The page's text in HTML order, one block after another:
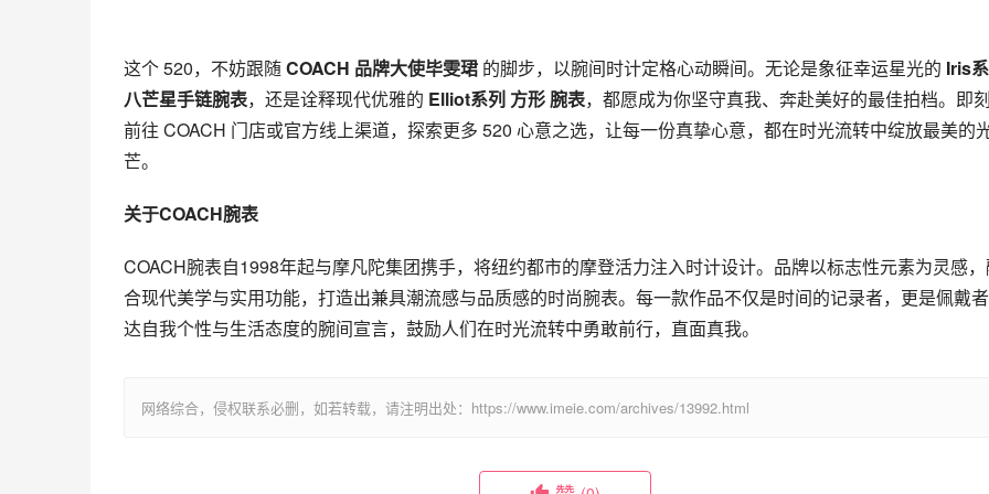
这个 520，不妨跟随 COACH 品牌大使毕雯珺 的脚步，以腕间时计定格心动瞬间。无论是象征幸运星光的 Iris
八芒星手链腕表，还是诠释现代优雅的 Elliot系列 方形 腕表，都愿成为你坚守真我、奔赴美好的最佳拍档。即刻
前往 COACH 门店或官方线上渠道，探索更多 520 心意之选，让每一份真挚心意，都在时光流转中绽放最美的
芒。
关于COACH腕表
COACH腕表自1998年起与摩凡陀集团携手，将纽约都市的摩登活力注入时计设计。品牌以标志性元素为灵感
合现代美学与实用功能，打造出兼具潮流感与品质感的时尚腕表。每一款作品不仅是时间的记录者，更是佩戴
达自我个性与生活态度的腕间宣言，鼓励人们在时光流转中勇敢前行，直面真我。
网络综合，侵权联系必删，如若转载，请注明出处：https://www.imeie.com/archives/13992.html